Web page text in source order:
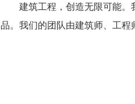
建筑工程，创造无限可能
品。我们的团队由建筑师、工程